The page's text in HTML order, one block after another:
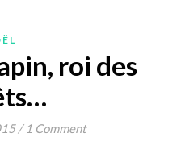
roi des
/ 1 Comment